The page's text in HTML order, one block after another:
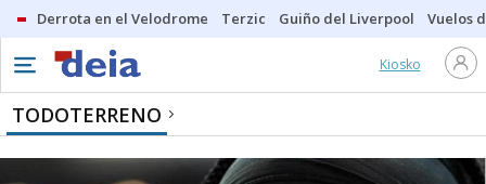
Derrota en el Velodrome Terzic Guiño del Liverpool Vuelos
Kiosko
TODOTERRENO